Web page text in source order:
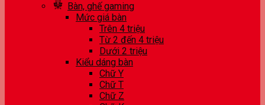
Bàn, ghế gaming
Mức giá bàn
Trên 4 triệu
Từ 2 đến 4 triệu
Dưới 2 triệu
Kiểu dáng bàn
Chữ Y
Chữ T
Chữ Z